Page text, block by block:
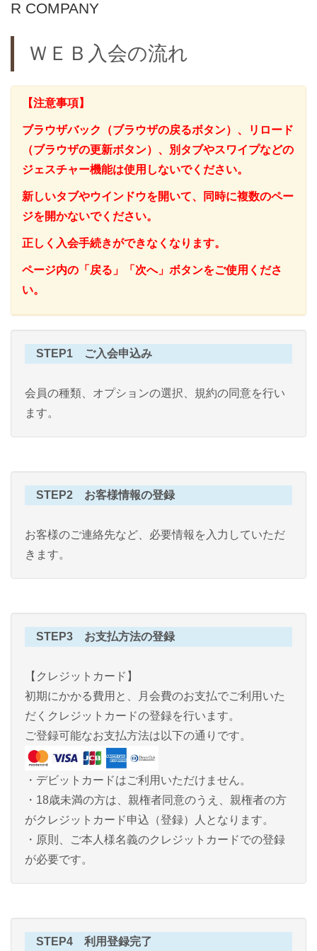
R COMPANY
ＷＥＢ入会の流れ
【注意事項】
ブラウザバック（ブラウザの戻るボタン）、リロード
（ブラウザの更新ボタン）、別タブやスワイプなどの
ジェスチャー機能は使用しないでください。
新しいタブやウインドウを開いて、同時に複数のペー
ジを開かないでください。
正しく入会手続きができなくなります。
ページ内の「戻る」「次へ」ボタンをご使用くださ
い。
STEP1 ご入会申込み
会員の種類、オプションの選択、規約の同意を行い
ます。
STEP2 お客様情報の登録
お客様のご連絡先など、必要情報を入力していただ
きます。
STEP3 お支払方法の登録
【クレジットカード】
初期にかかる費用と、月会費のお支払でご利用いた
だくクレジットカードの登録を行います。
ご登録可能なお支払方法は以下の通りです。
・デビットカードはご利用いただけません。
・18歳未満の方は、親権者同意のうえ、親権者の方
がクレジットカード申込（登録）人となります。
・原則、ご本人様名義のクレジットカードでの登録
が必要です。
STEP4 利用登録完了